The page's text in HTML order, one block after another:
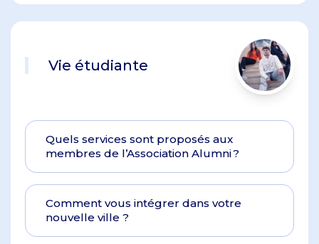
Vie étudiante
Quels services sont proposés aux
membres de l’Association Alumni ?
Comment vous intégrer dans votre
nouvelle ville ?